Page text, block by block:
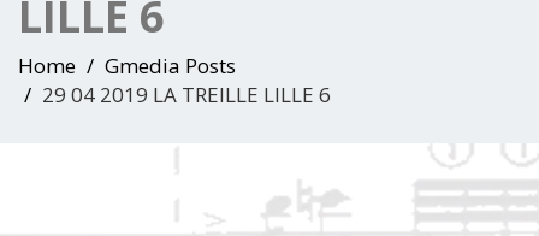
LILLE 6
Home
Gmedia Posts
29 04 2019 LA TREILLE LILLE 6